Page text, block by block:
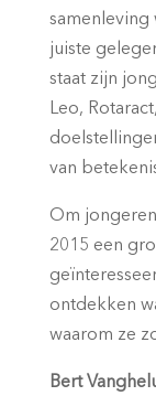
samenleving
juiste
staat zijn
Leo,
van
Om
2015 een
ontdekken
waarom ze
Bert